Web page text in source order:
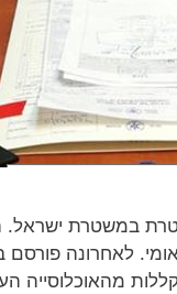
במשטרת
לאחרונה
מהאוכלוסייה